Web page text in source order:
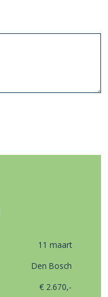
11 maart
Den Bosch
€ 2.670,-